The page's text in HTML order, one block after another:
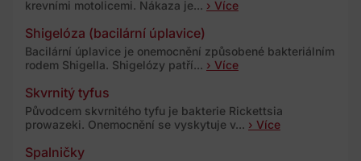
krevními motolicemi. Nákaza je... › Více
Shigelóza (bacilární úplavice)
Bacilární úplavice je onemocnění způsobené bakteriálním
rodem Shigella. Shigelózy patří... › Více
Skvrnitý tyfus
Původcem skvrnitého tyfu je bakterie Rickettsia
prowazeki. Onemocnění se vyskytuje v... › Více
Spalničky